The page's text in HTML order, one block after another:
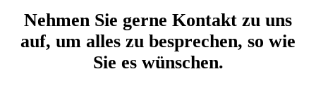
Nehmen Sie gerne Kontakt zu uns
auf, um alles zu besprechen, so wie
Sie es wünschen.